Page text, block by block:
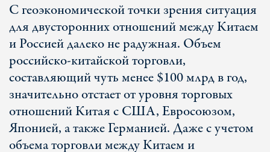
С геоэкономической точки зрения ситуация
для двусторонних отношений между Китаем
и Россией далеко не радужная. Объем
российско-китайской торговли,
составляющий чуть менее $100 млрд в год,
значительно отстает от уровня торговых
отношений Китая с США, Евросоюзом,
Японией, а также Германией. Даже с учетом
объема торговли между Китаем и